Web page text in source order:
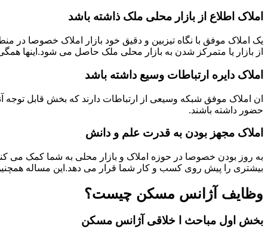
املاک اطلاع از بازار محلی ملک ذاشته باشد
یک املاک موفق با نگاه تیزبین و دقیق خود بازار املاک خصوصا
از بازار یا متمرکز شدن به بازار محلی ملک حاصل می شود.اینها
املاک دایره ارتباطات وسیع داشته باشد
ان املاک موفق شبکه وسیعی از ارتباطات دارند که بخش قابل توجه
حضور داشته باشند.
املاک مجهز بودن به قدرت علم و دانش
به روز بودن خصوصا در حوزه املاک و بازار محلی به شما کمک می
بیشتری را پیش روی کسب و کار شما قرار می دهد.این مساله
وظایف آژانس مسکن چیست؟
بخش اول مباحث ا خلاقی آژانس مسکن